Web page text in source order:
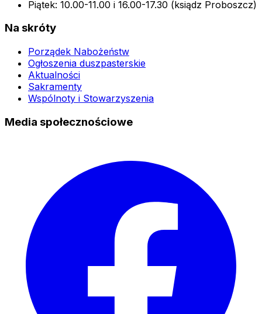
Piątek: 10.00-11.00 i 16.00-17.30 (ksiądz Proboszcz)
Na skróty
Porządek Nabożeństw
Ogłoszenia duszpasterskie
Aktualności
Sakramenty
Wspólnoty i Stowarzyszenia
Media społecznościowe